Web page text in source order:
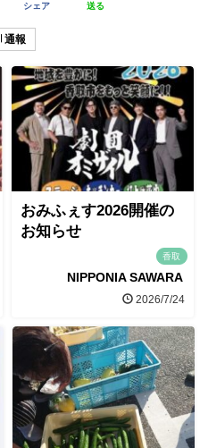
シェア 送る
通報
おみふぇす2026開催の
お知らせ
香取
NIPPONIA SAWARA
2026/7/24